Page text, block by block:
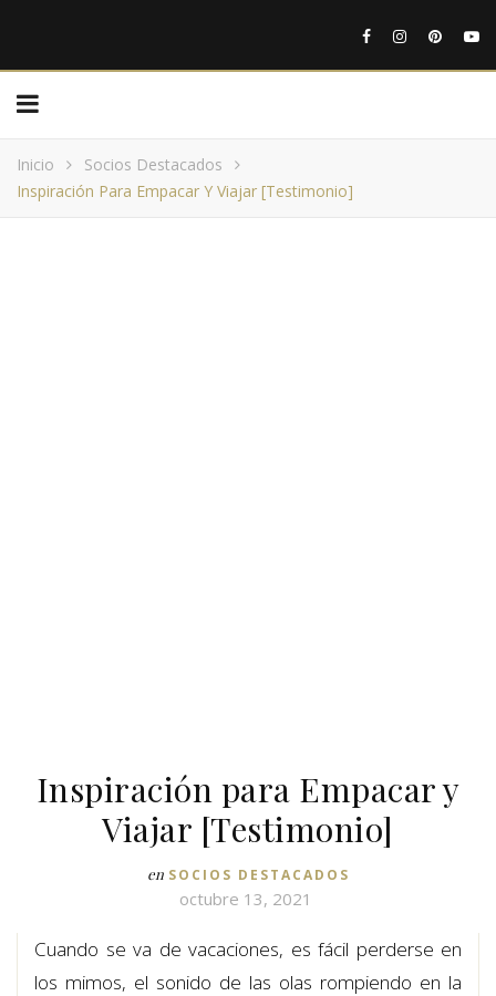
Inicio
Socios Destacados
Inspiración Para Empacar Y Viajar [Testimonio]
Inspiración para Empacar y
Viajar [Testimonio]
en SOCIOS DESTACADOS
octubre 13, 2021
Cuando se va de vacaciones, es fácil perderse en
los mimos, el sonido de las olas rompiendo en la